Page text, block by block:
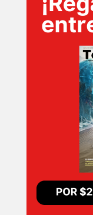
INICIO
SERIES